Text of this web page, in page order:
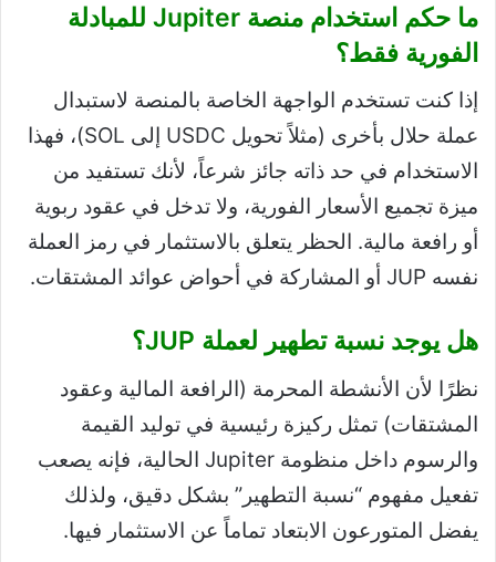
ما حكم استخدام منصة Jupiter للمبادلة
الفورية فقط؟
إذا كنت تستخدم الواجهة الخاصة بالمنصة لاستبدال
عملة حلال بأخرى (مثلاً تحويل USDC إلى SOL)، فهذا
الاستخدام في حد ذاته جائز شرعاً، لأنك تستفيد من
ميزة تجميع الأسعار الفورية، ولا تدخل في عقود ربوية
أو رافعة مالية. الحظر يتعلق بالاستثمار في رمز العملة
نفسه JUP أو المشاركة في أحواض عوائد المشتقات.
هل يوجد نسبة تطهير لعملة JUP؟
نظرًا لأن الأنشطة المحرمة (الرافعة المالية وعقود
المشتقات) تمثل ركيزة رئيسية في توليد القيمة
والرسوم داخل منظومة Jupiter الحالية، فإنه يصعب
تفعيل مفهوم “نسبة التطهير” بشكل دقيق، ولذلك
يفضل المتورعون الابتعاد تماماً عن الاستثمار فيها.